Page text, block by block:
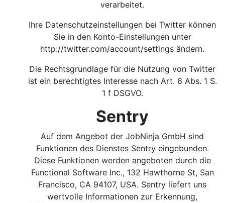
verarbeitet.
Ihre Datenschutzeinstellungen bei Twitter können
Sie in den Konto-Einstellungen unter
http://twitter.com/account/settingsändern.
Die Rechtsgrundlage für die Nutzung von Twitter
ist ein berechtigtes Interesse nach Art. 6 Abs. 1 S.
1 f DSGVO.
Sentry
Auf dem Angebot der JobNinja GmbH sind
Funktionen des Dienstes Sentry eingebunden.
Diese Funktionen werden angeboten durch die
Functional Software Inc., 132 Hawthorne St, San
Francisco, CA 94107, USA. Sentry liefert uns
wertvolle Informationen zur Erkennung,